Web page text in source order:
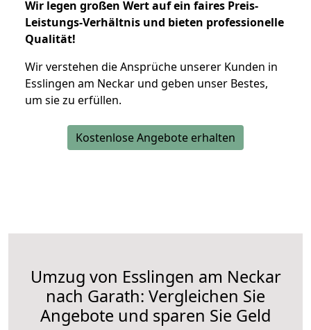
Wir legen großen Wert auf ein faires Preis-
Leistungs-Verhältnis und bieten professionelle
Qualität!
Wir verstehen die Ansprüche unserer Kunden in
Esslingen am Neckar und geben unser Bestes,
um sie zu erfüllen.
Kostenlose Angebote erhalten
Umzug von Esslingen am Neckar
nach Garath: Vergleichen Sie
Angebote und sparen Sie Geld